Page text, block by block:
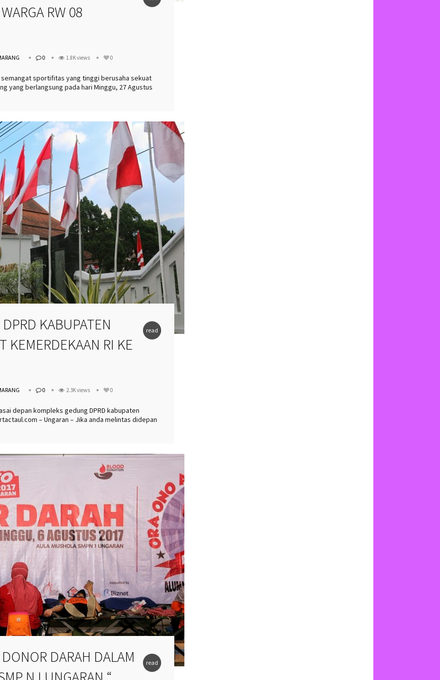
RW 08
0 1.8K views 0
semangat sportifitas yang tinggi berusaha sekuat
yang berlangsung pada hari Minggu, 27 Agustus
read
KABUPATEN
KEMERDEKAAN RI KE
0 2.3K views 0
depan kompleks gedung DPRD kabupaten
– Ungaran – Jika anda melintas didepan
read
DARAH DALAM